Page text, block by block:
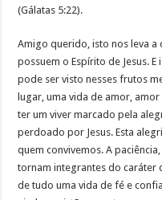
(Gálatas 5:22).
Amigo querido, isto nos leva a
possuem o Espírito de Jesus.
pode ser visto nesses frutos
lugar, uma vida de amor,
ter um viver marcado pela
perdoado por Jesus. Esta
quem convivemos. A
tornam integrantes do caráter
de tudo uma vida de fé e